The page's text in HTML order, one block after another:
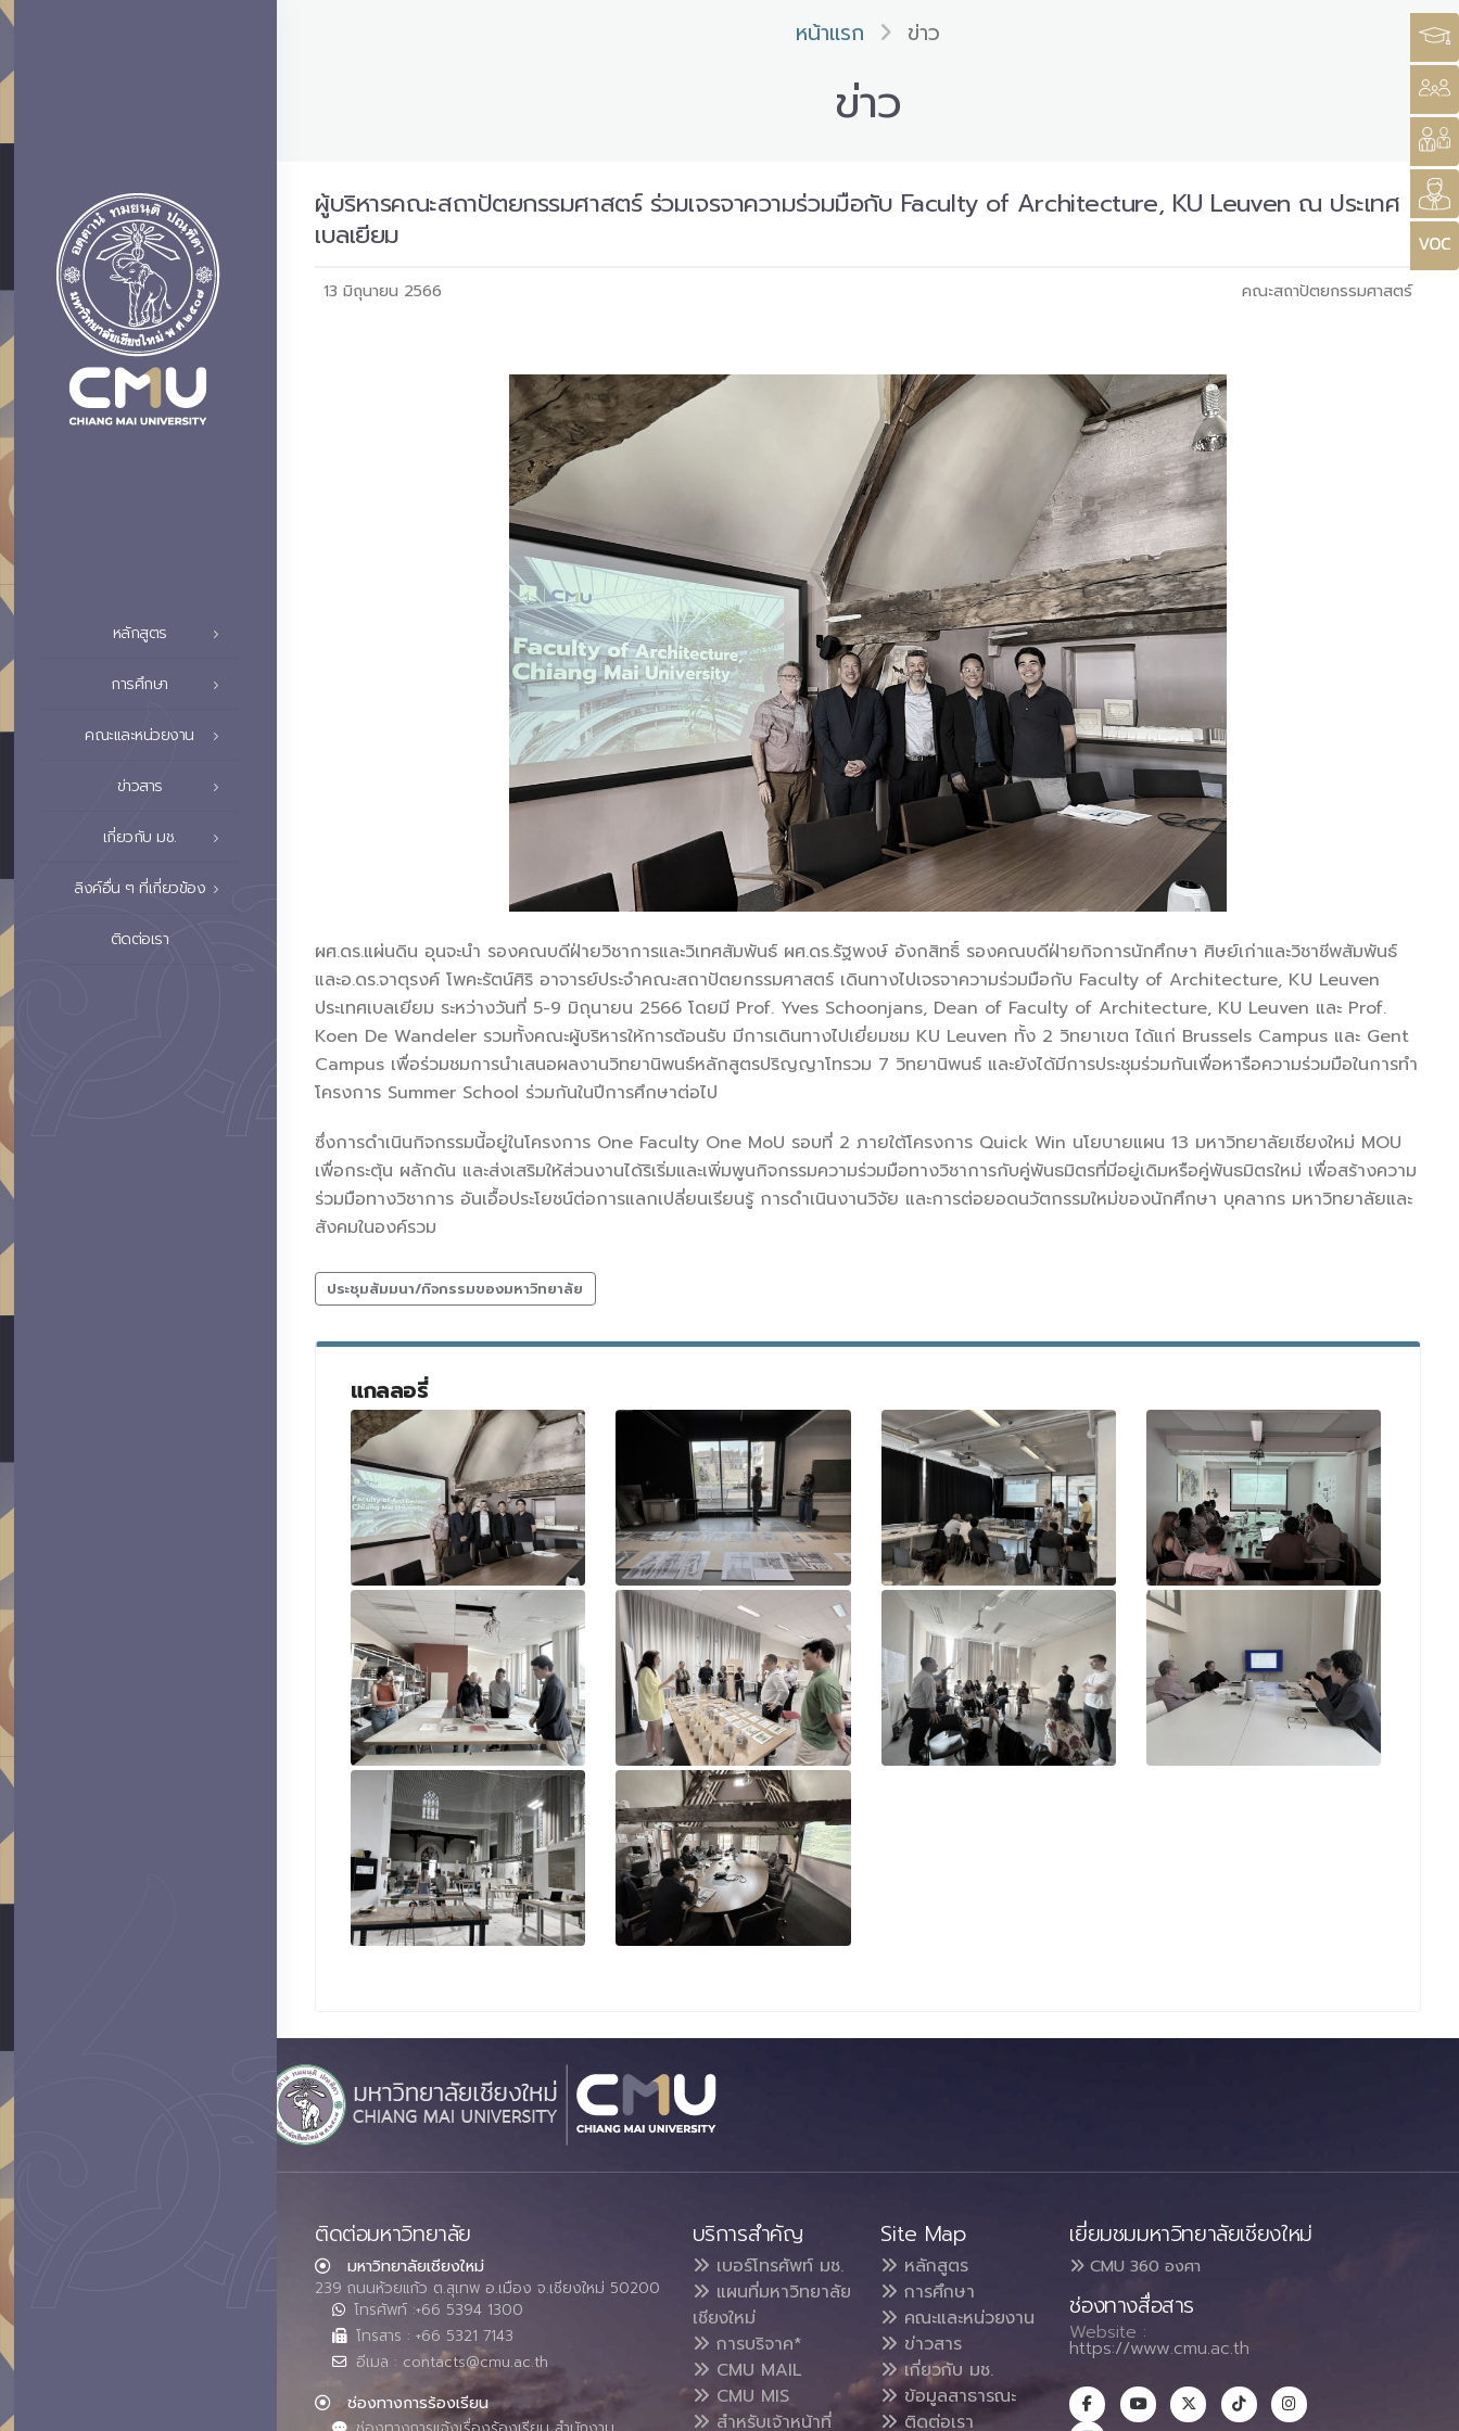
หลักสูตร
การศึกษา
คณะและหน่วยงาน
ข่าวสาร
เกี่ยวกับ มช.
ลิงค์อื่น ๆ ที่เกี่ยวข้อง
ติดต่อเรา
หน้าแรก ข่าว
ข่าว
ผู้บริหารคณะสถาปัตยกรรมศาสตร์ ร่วมเจรจาความร่วมมือกับ Faculty of Architecture, KU Leuven ณ ประเทศ
เบลเยียม
13 มิถุนายน 2566 คณะสถาปัตยกรรมศาสตร์
ผศ.ดร.แผ่นดิน อุนจะนำ รองคณบดีฝ่ายวิชาการและวิเทศสัมพันธ์ ผศ.ดร.รัฐพงษ์ อังกสิทธิ์ รองคณบดีฝ่ายกิจการนักศึกษา ศิษย์เก่าและวิชาชีพสัมพันธ์
และอ.ดร.จาตุรงค์ โพคะรัตน์ศิริ อาจารย์ประจำคณะสถาปัตยกรรมศาสตร์ เดินทางไปเจรจาความร่วมมือกับ Faculty of Architecture, KU Leuven
ประเทศเบลเยียม ระหว่างวันที่ 5-9 มิถุนายน 2566 โดยมี Prof. Yves Schoonjans, Dean of Faculty of Architecture, KU Leuven และ Prof.
Koen De Wandeler รวมทั้งคณะผู้บริหารให้การต้อนรับ มีการเดินทางไปเยี่ยมชม KU Leuven ทั้ง 2 วิทยาเขต ได้แก่ Brussels Campus และ Gent
Campus เพื่อร่วมชมการนำเสนอผลงานวิทยานิพนธ์หลักสูตรปริญญาโทรวม 7 วิทยานิพนธ์ และยังได้มีการประชุมร่วมกันเพื่อหารือความร่วมมือในการทำ
โครงการ Summer School ร่วมกันในปีการศึกษาต่อไป
ซึ่งการดำเนินกิจกรรมนี้อยู่ในโครงการ One Faculty One MoU รอบที่ 2 ภายใต้โครงการ Quick Win นโยบายแผน 13 มหาวิทยาลัยเชียงใหม่ MOU
เพื่อกระตุ้น ผลักดัน และส่งเสริมให้ส่วนงานได้ริเริ่มและเพิ่มพูนกิจกรรมความร่วมมือทางวิชาการกับคู่พันธมิตรที่มีอยู่เดิมหรือคู่พันธมิตรใหม่ เพื่อสร้างความ
ร่วมมือทางวิชาการ อันเอื้อประโยชน์ต่อการแลกเปลี่ยนเรียนรู้ การดำเนินงานวิจัย และการต่อยอดนวัตกรรมใหม่ของนักศึกษา บุคลากร มหาวิทยาลัยและ
สังคมในองค์รวม
ประชุมสัมมนา/กิจกรรมของมหาวิทยาลัย
แกลลอรี่
ติดต่อมหาวิทยาลัย
มหาวิทยาลัยเชียงใหม่
239 ถนนห้วยแก้ว ต.สุเทพ อ.เมือง จ.เชียงใหม่ 50200
โทรศัพท์ :+66 5394 1300
โทรสาร : +66 5321 7143
อีเมล : contacts@cmu.ac.th
ช่องทางการร้องเรียน
บริการสำคัญ
เบอร์โทรศัพท์ มช.
แผนที่มหาวิทยาลัย
เชียงใหม่
การบริจาค*
CMU MAIL
CMU MIS
สำหรับเจ้าหน้าที่
Site Map
หลักสูตร
การศึกษา
คณะและหน่วยงาน
ข่าวสาร
เกี่ยวกับ มช.
ข้อมูลสาธารณะ
ติดต่อเรา
เยี่ยมชมมหาวิทยาลัยเชียงใหม่
CMU 360 องศา
ช่องทางสื่อสาร
Website :
https://www.cmu.ac.th